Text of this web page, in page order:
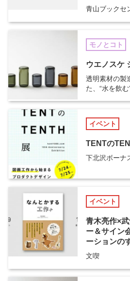
ークイベント
青山ブックセ
モノとコト
ウエノスケ
透明素材の製
た、“水を飲
イベント
TENTの
下北沢ボーナ
イベント
青木亮作×
ー＆サイン
ーションの
文喫